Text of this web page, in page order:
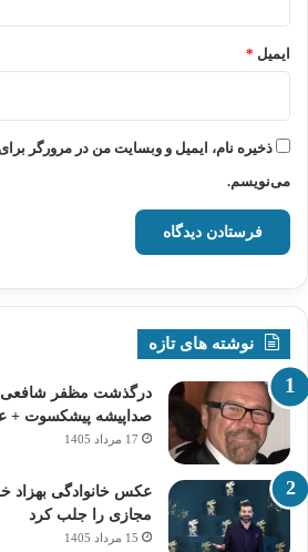
ایمیل *
ذخیره نام، ایمیل و وبسایت من در مرورگر
می‌نویسم.
نوشته های تازه
درگذشت مظفر شافعی
صداپیشه پیشکسوت +
17 مرداد 1405
عکس خانوادگی بهزاد
مجازی را جلب کرد
15 مرداد 1405